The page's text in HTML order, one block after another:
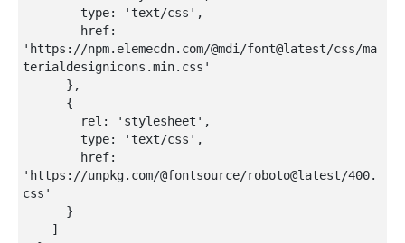
'https://npm.elemecdn.com/@mdi/font@latest/css/ma
terialdesignicons.min.css'
'https://unpkg.com/@fontsource/roboto@latest/400.
css'